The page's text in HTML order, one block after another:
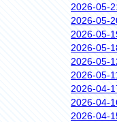
2026-05-
2026-05-
2026-05-
2026-05-
2026-05-
2026-05-
2026-04-
2026-04-
2026-04-